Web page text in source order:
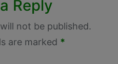
Reply
not be published.
are marked *